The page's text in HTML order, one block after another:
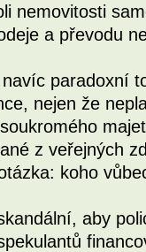
nemovitosti
a převodu
paradoxní
nejen že
z veřejných
koho
aby